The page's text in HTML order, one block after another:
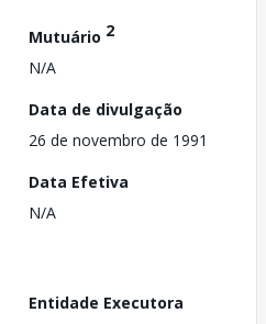
Mutuário 2
N/A
Data de divulgação
26 de novembro de 1991
Data Efetiva
N/A
Entidade Executora